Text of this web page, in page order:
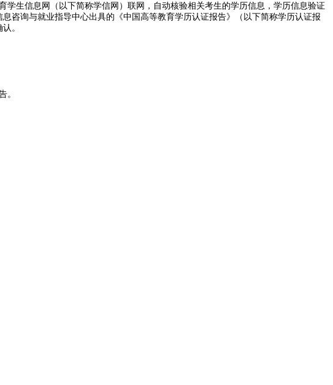
生信息网（以下简称学信网）联网，自动核验相关考生的学历信息，学历信息验证
咨询与就业指导中心出具的《中国高等教育学历认证报告》（以下简称学历认证报
。
。